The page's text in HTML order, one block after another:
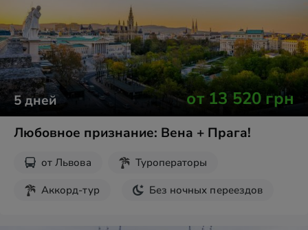
5дней от 13 520 грн
Любовное признание: Вена + Прага!
от Львова
Туроператоры
Аккорд-тур
Без ночных переездов